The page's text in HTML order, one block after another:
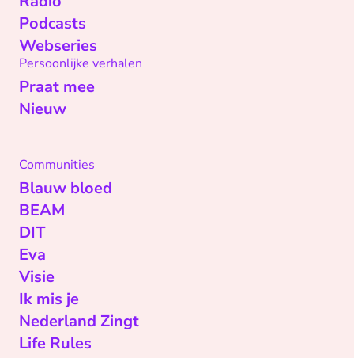
Podcasts
Webseries
Persoonlijke verhalen
Praat mee
Nieuw
Communities
Blauw bloed
BEAM
DIT
Eva
Visie
Ik mis je
Nederland Zingt
Life Rules